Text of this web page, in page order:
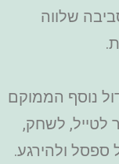
שלווה
נוסף הממוקם
לטייל, לשחק,
ולהירגע.